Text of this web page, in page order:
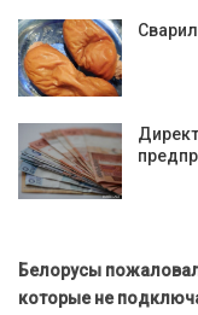
Белорусы
которые не